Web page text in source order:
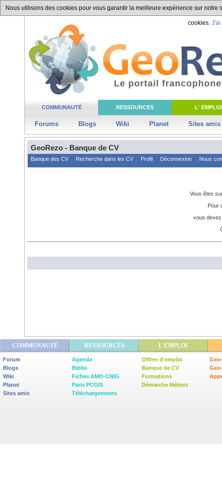
Nous utilisons des cookies pour vous garantir la meilleure expérience sur
cookies. J'ai
COMMUNAUTÉ RESSOURCES L' EMPLOI
Forums Blogs Wiki Planet Sites amis
Le portail
GeoRezo - Banque de CV
Banque des CV Recherche dans les CV Profil Déconnexion Nous
Vous êtes
Pour
vous
COMMUNAUTÉ RESSOURCES L'EMPLOI
Forum
Blogs
Wiki
Planet
Sites amis
Agenda
Biblio
Fiches AMO-CNIG
Paris PCGIS
Téléchargements
Offres d'emploi
Banque de CV
Formations
Démarche Métiers